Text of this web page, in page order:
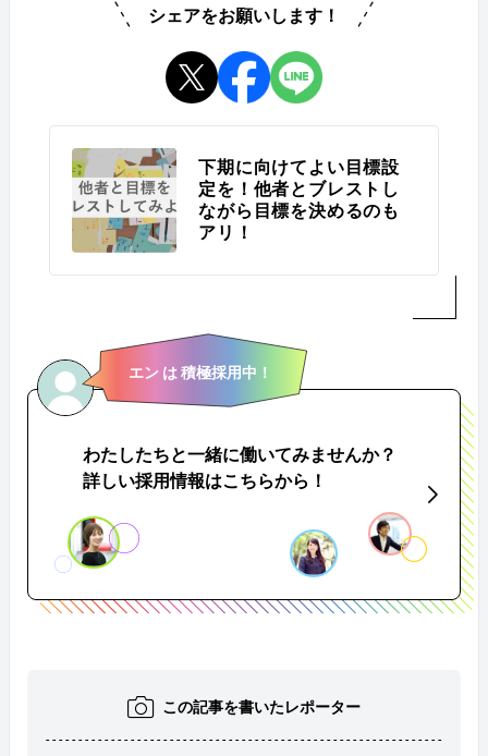
シェアをお願いします！
下期に向けてよい目標設
定を！他者とブレストし
ながら目標を決めるのも
アリ！
エン は 積極採用中！
わたしたちと一緒に働いてみませんか？
詳しい採用情報はこちらから！
この記事を書いたレポーター